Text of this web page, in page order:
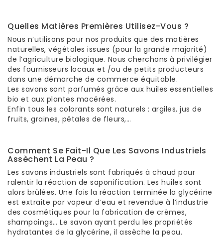
Quelles Matières Premières Utilisez-Vous ?
Nous n’utilisons pour nos produits que des matières
naturelles, végétales issues (pour la grande majorité)
de l’agriculture biologique. Nous cherchons à privilégier
des fournisseurs locaux et /ou de petits producteurs
dans une démarche de commerce équitable.
Les savons sont parfumés grâce aux huiles essentielles
bio et aux plantes macérées.
Enfin tous les colorants sont naturels : argiles, jus de
fruits, graines, pétales de fleurs,…
Comment Se Fait-Il Que Les Savons Industriels
Assèchent La Peau ?
Les savons industriels sont fabriqués à chaud pour
ralentir la réaction de saponification. Les huiles sont
alors brûlées. Une fois la réaction terminée la glycérine
est extraite par vapeur d’eau et revendue à l’industrie
des cosmétiques pour la fabrication de crèmes,
shampoings… Le savon ayant perdu les propriétés
hydratantes de la glycérine, il assèche la peau.